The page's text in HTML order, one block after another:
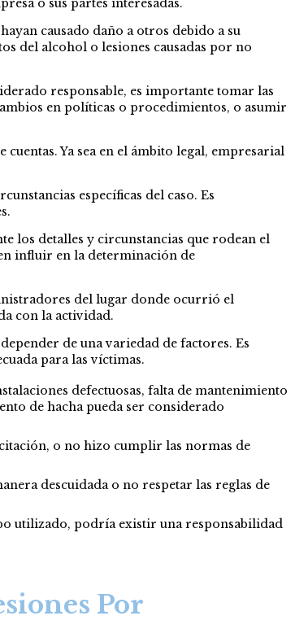
o sus partes interesadas.
causado daño a otros debido a su
del alcohol o lesiones causadas por no
responsable, es importante tomar las
en políticas o procedimientos, o asumir
Ya sea en el ámbito legal, empresarial
específicas del caso. Es
los detalles y circunstancias que rodean el
influir en la determinación de
del lugar donde ocurrió el
con la actividad.
de una variedad de factores. Es
para las víctimas.
defectuosas, falta de mantenimiento
de hacha pueda ser considerado
o no hizo cumplir las normas de
descuidada o no respetar las reglas de
utilizado, podría existir una responsabilidad
Por